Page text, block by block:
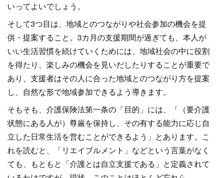
いってよいでしょう。
そして3つ目は、地域とのつながりや社会参加の機会を提
供・提案すること。3カ月の支援期間が過ぎても、本人が
いい生活習慣を続けていくためには、地域社会の中に役割
を得たり、楽しみの機会を見いだしたりすることが重要で
あり、支援者はその人に合った地域とのつながり方を提案
し、自然な形で地域参加できるよう導きます。
そもそも、介護保険法第一条の「目的」には、「（要介護
状態にある人が）尊厳を保持し、その有する能力に応じ自
立した日常生活を営むことができるよう」とあります。こ
れを読むと、「リエイブルメント」などという言葉がなく
ても、もともと「介護とは自立支援である」と定義されて